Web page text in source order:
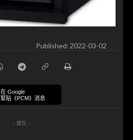
Published: 2022-03-02
在 Google
緊貼《PCM》消息
- 廣告 -